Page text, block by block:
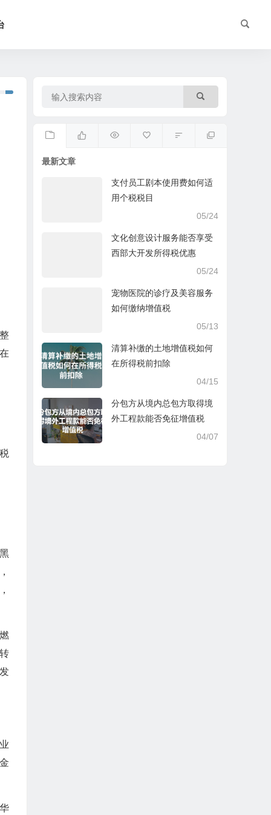
最新文章
支付员工剧本使用费如何适
用个税税目
05/24
文化创意设计服务能否享受
西部大开发所得税优惠
05/24
宠物医院的诊疗及美容服务
如何缴纳增值税
05/13
清算补缴的土地增值税如何
在所得税前扣除
04/15
分包方从境内总包方取得境
外工程款能否免征增值税
04/07